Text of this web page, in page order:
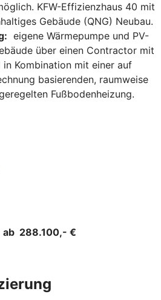
KFW-Effizienzhaus 40 mit
Gebäude (QNG) Neubau.
eigene Wärmepumpe und PV-
über einen Contractor mit
Kombination mit einer auf
basierenden, raumweise
Fußbodenheizung.
ab 288.100,- €